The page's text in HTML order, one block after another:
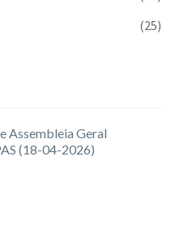
(25)
Assembleia Geral
(18-04-2026)